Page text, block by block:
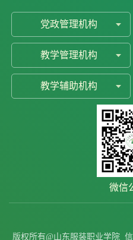
党政管理机构
教学管理机构
教学辅助机构
微信
版权所有@山东服装职业学院